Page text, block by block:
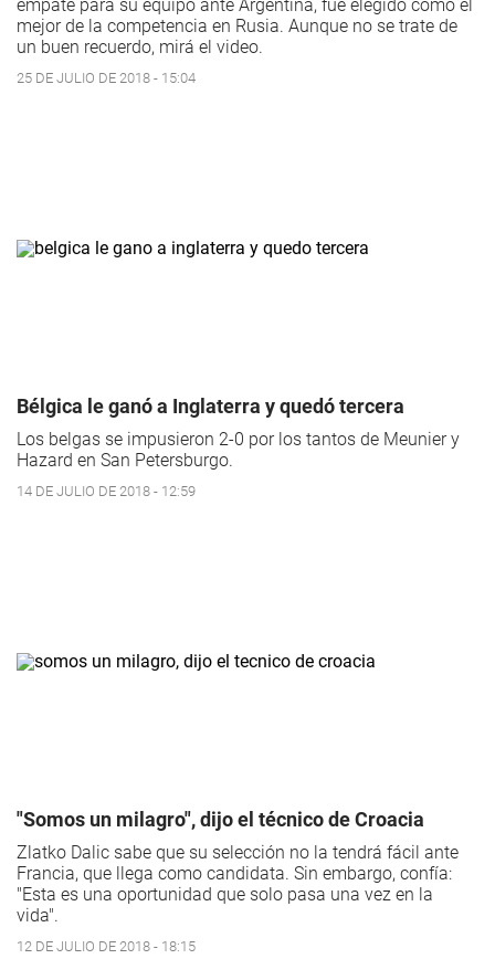
empate para su equipo ante Argentina, fue elegido como el
mejor de la competencia en Rusia. Aunque no se trate de
un buen recuerdo, mirá el video.
25 DE JULIO DE 2018 - 15:04
Bélgica le ganó a Inglaterra y quedó tercera
Los belgas se impusieron 2-0 por los tantos de Meunier y
Hazard en San Petersburgo.
14 DE JULIO DE 2018 - 12:59
"Somos un milagro", dijo el técnico de Croacia
Zlatko Dalic sabe que su selección no la tendrá fácil ante
Francia, que llega como candidata. Sin embargo, confía:
"Esta es una oportunidad que solo pasa una vez en la
vida".
12 DE JULIO DE 2018 - 18:15